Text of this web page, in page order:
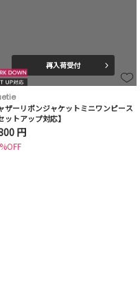
再入荷受付
ザーリボンジャケットミニワンピース
ットアップ対応】
円